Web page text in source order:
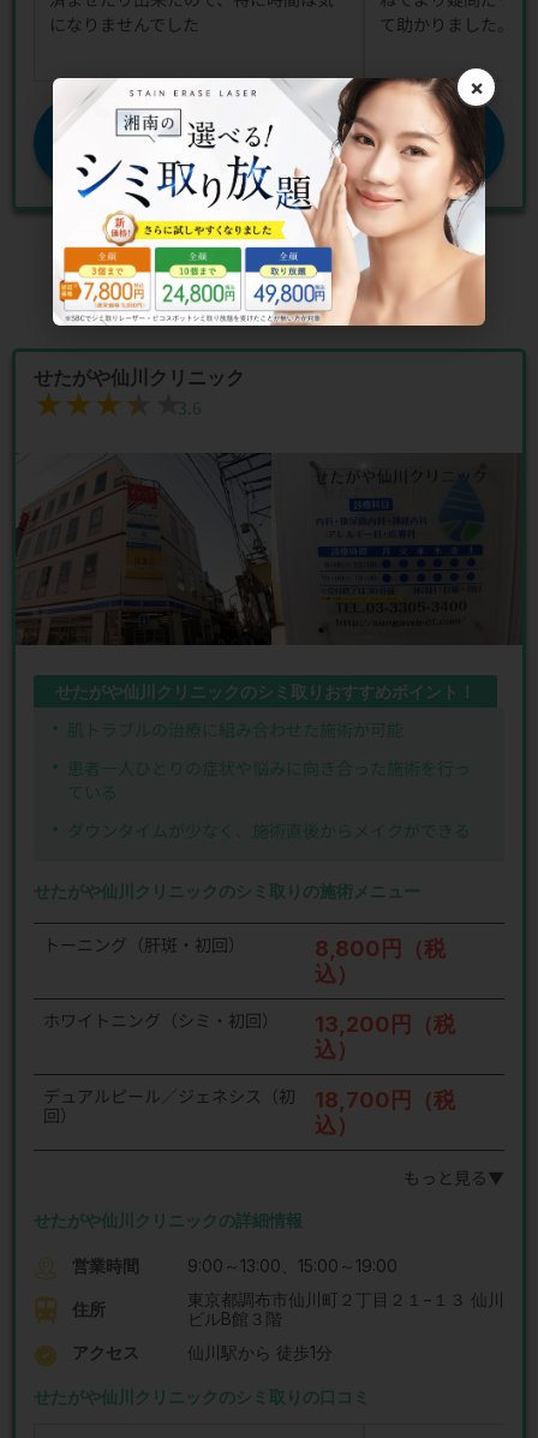
になりませんでした
て助かりました。
公式サイトを見る
せたがや仙川クリニック
★★★★★
★★★★★3.6
せたがや仙川クリニックのシミ取りおすすめポイント！
肌トラブルの治療に組み合わせた施術が可能
患者一人ひとりの症状や悩みに向き合った施術を行っ
ている
ダウンタイムが少なく、施術直後からメイクができる
せたがや仙川クリニックのシミ取りの施術メニュー
トーニング（肝斑・初回）
8,800円（税
込）
ホワイトニング（シミ・初回）
13,200円（税
込）
デュアルピール／ジェネシス（初
回）
18,700円（税
込）
もっと見る▼
せたがや仙川クリニックの詳細情報
営業時間 9:00～13:00、15:00～19:00
住所
東京都調布市仙川町２丁目２１−１３ 仙川
ビルB館３階
アクセス
仙川駅から 徒歩1分
せたがや仙川クリニックのシミ取りの口コミ
×